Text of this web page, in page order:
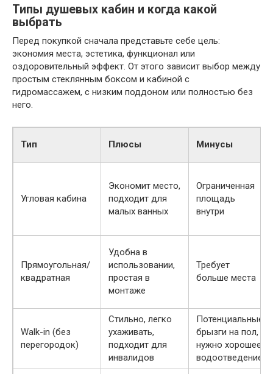
Типы душевых кабин и когда какой
выбрать
Перед покупкой сначала представьте себе цель:
экономия места, эстетика, функционал или
оздоровительный эффект. От этого зависит выбор между
простым стеклянным боксом и кабиной с
гидромассажем, с низким поддоном или полностью без
него.
Тип Плюсы Минусы
Угловая кабина
Экономит место,
подходит для
малых ванных
Ограниченная
площадь
внутри
Прямоугольная/
квадратная
Удобна в
использовании,
простая в
монтаже
Требует
больше места
Walk-in (без
перегородок)
Стильно, легко
ухаживать,
подходит для
инвалидов
Потенциальные
брызги на пол,
нужно хорошее
водоотведение